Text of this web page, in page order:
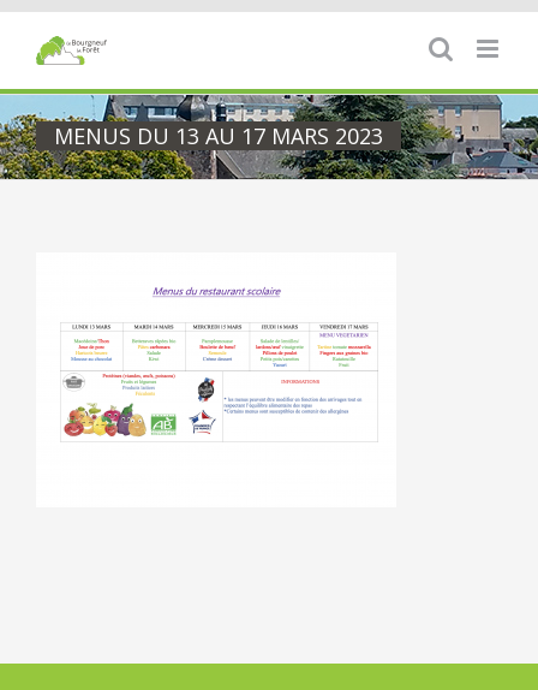
Passer
contenu
MENUS DU 13 AU 17 MARS 2023